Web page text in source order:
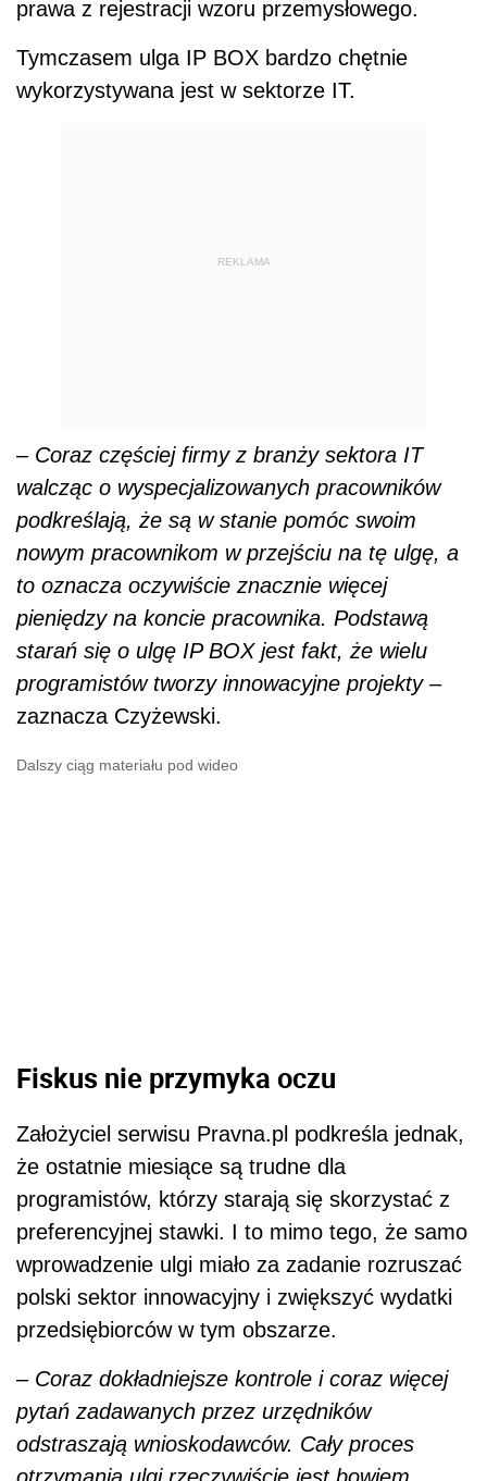
prawa z rejestracji wzoru przemysłowego.
Tymczasem ulga IP BOX bardzo chętnie
wykorzystywana jest w sektorze IT.
REKLAMA
– Coraz częściej firmy z branży sektora IT
walcząc o wyspecjalizowanych pracowników
podkreślają, że są w stanie pomóc swoim
nowym pracownikom w przejściu na tę ulgę, a
to oznacza oczywiście znacznie więcej
pieniędzy na koncie pracownika. Podstawą
starań się o ulgę IP BOX jest fakt, że wielu
programistów tworzy innowacyjne projekty –
zaznacza Czyżewski.
Dalszy ciąg materiału pod wideo
Fiskus nie przymyka oczu
Założyciel serwisu Pravna.pl podkreśla jednak,
że ostatnie miesiące są trudne dla
programistów, którzy starają się skorzystać z
preferencyjnej stawki. I to mimo tego, że samo
wprowadzenie ulgi miało za zadanie rozruszać
polski sektor innowacyjny i zwiększyć wydatki
przedsiębiorców w tym obszarze.
– Coraz dokładniejsze kontrole i coraz więcej
pytań zadawanych przez urzędników
odstraszają wnioskodawców. Cały proces